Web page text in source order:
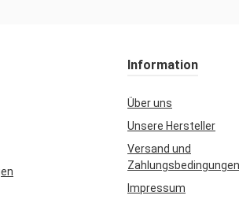
Information
Über uns
Unsere Hersteller
Versand und
Zahlungsbedingungen
Impressum